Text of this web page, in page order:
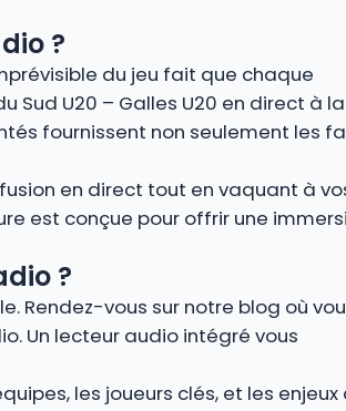
?
du jeu fait que chaque
Sud U20 – Galles U20 en direct à la
fournissent non seulement les
en direct tout en vaquant à
est conçue pour offrir une
?
Rendez-vous sur notre blog où
Un lecteur audio intégré vous
les joueurs clés, et les enjeux